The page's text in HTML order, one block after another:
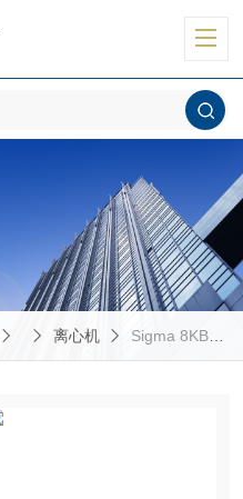
离心机 Sigma 8KBS落地式冷冻离心机